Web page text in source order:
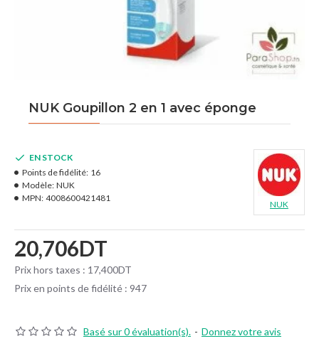
NUK Goupillon 2 en 1 avec éponge
Basé sur 0 évaluation(s). - Donnez votre avis
20,706DT
Prix hors taxes : 17,400DT
Prix en points de fidélité : 947
EN STOCK
Points de fidélité: 16
Modèle: NUK
MPN: 4008600421481
NUK